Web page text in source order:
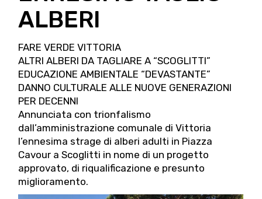
ALBERI
FARE VERDE VITTORIA
ALTRI ALBERI DA TAGLIARE A “SCOGLITTI”
EDUCAZIONE AMBIENTALE “DEVASTANTE”
DANNO CULTURALE ALLE NUOVE GENERAZIONI
PER DECENNI
Annunciata con trionfalismo
dall’amministrazione comunale di Vittoria
l’ennesima strage di alberi adulti in Piazza
Cavour a Scoglitti in nome di un progetto
approvato, di riqualificazione e presunto
miglioramento.